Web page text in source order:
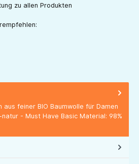
zu allen Produkten
aus feiner BIO Baumwolle für Damen
- Must Have Basic Material: 98%